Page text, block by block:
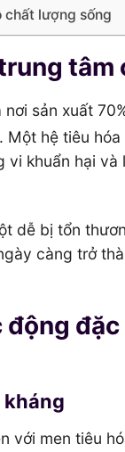
chất lượng sống
tâm
sản xuất
. Một hệ tiêu
khuẩn hại
dễ bị tổn
càng trở
kháng
với men tiêu